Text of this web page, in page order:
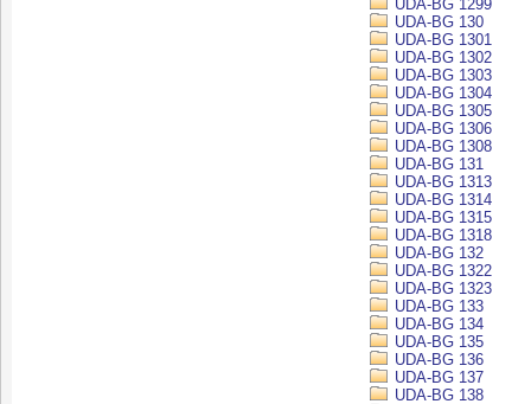
UDA-BG 1299
UDA-BG 130
UDA-BG 1301
UDA-BG 1302
UDA-BG 1303
UDA-BG 1304
UDA-BG 1305
UDA-BG 1306
UDA-BG 1308
UDA-BG 131
UDA-BG 1313
UDA-BG 1314
UDA-BG 1315
UDA-BG 1318
UDA-BG 132
UDA-BG 1322
UDA-BG 1323
UDA-BG 133
UDA-BG 134
UDA-BG 135
UDA-BG 136
UDA-BG 137
UDA-BG 138